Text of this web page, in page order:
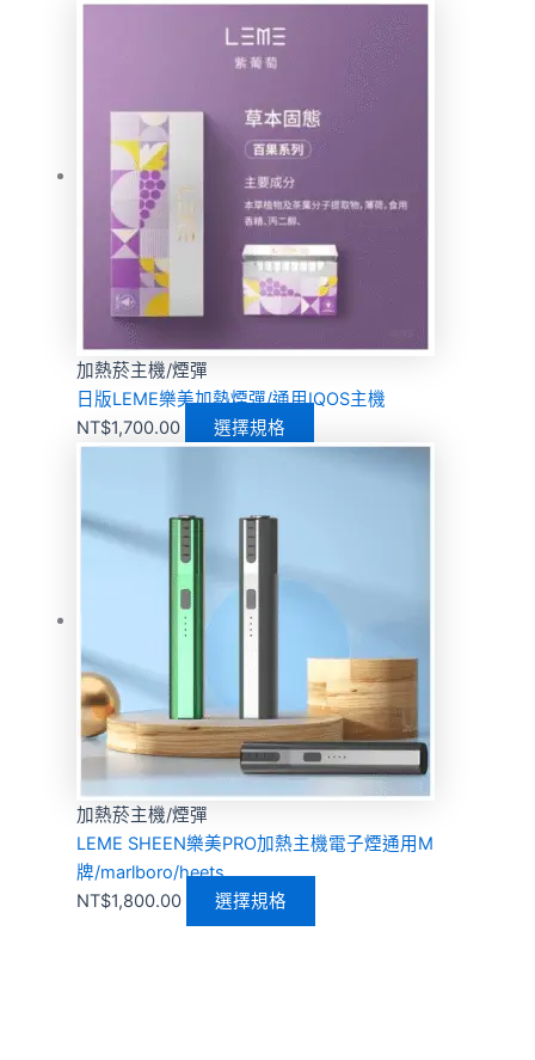
加熱菸主機/煙彈
日版LEME樂美加熱煙彈/通用IQOS主機
NT$1,700.00 選擇規格
加熱菸主機/煙彈
LEME SHEEN樂美PRO加熱主機電子煙通用M
牌/marlboro/heets
NT$1,800.00 選擇規格